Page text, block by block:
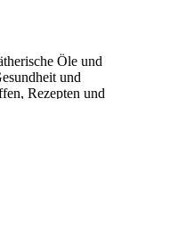
Öle und
und
Rezepten und